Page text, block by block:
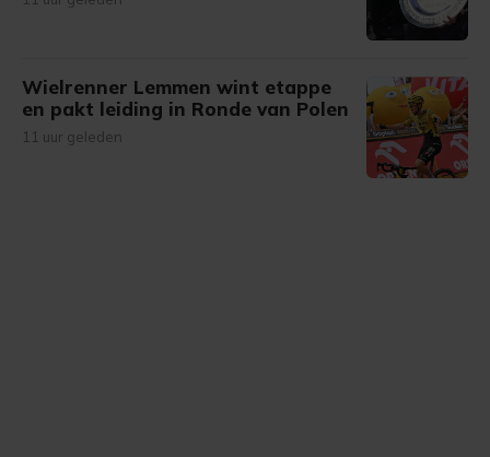
Wielrenner Lemmen wint etappe
en pakt leiding in Ronde van Polen
11 uur geleden